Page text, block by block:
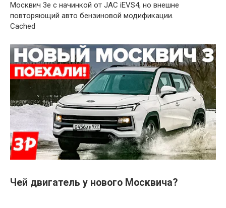
Москвич 3е с начинкой от JAC iEVS4, но внешне
повторяющий авто бензиновой модификации.
Cached
Чей двигатель у нового Москвича?